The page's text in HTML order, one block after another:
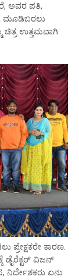
ಅವರ ಪತಿ,
ಮೂಡಿಬರಲು
ಚಿತ್ರ ಉತ್ತಮವಾಗಿ
ಕಾರಣ.
ಡೈರೆಕ್ಟರ್ ವಿಜನ್
ನಿರ್ದೇಶಕರು ಏನು